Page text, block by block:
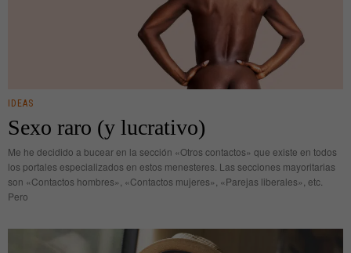
IDEAS
Sexo raro (y lucrativo)
Me he decidido a bucear en la sección «Otros contactos» que existe en todos
los portales especializados en estos menesteres. Las secciones mayoritarias
son «Contactos hombres», «Contactos mujeres», «Parejas liberales», etc.
Pero